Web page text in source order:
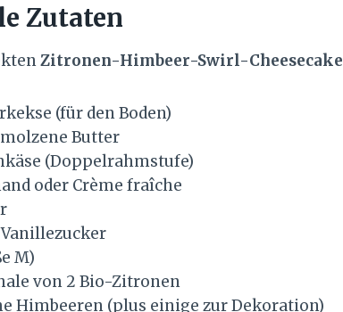
Zutaten
Zitronen-Himbeer-Swirl-Cheesecake
(für den Boden)
Butter
(Doppelrahmstufe)
oder Crème fraîche
M)
von 2 Bio-Zitronen
Himbeeren (plus einige zur Dekoration)